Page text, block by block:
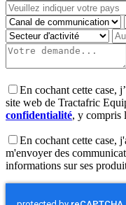
En cochant cette case,
site web de Tractafric
confidentialité, y compris
En cochant cette case,
m'envoyer des
informations sur ses